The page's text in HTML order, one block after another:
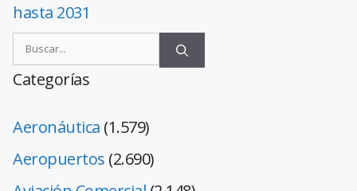
hasta 2031
Categorías
Aeronáutica (1.579)
Aeropuertos (2.690)